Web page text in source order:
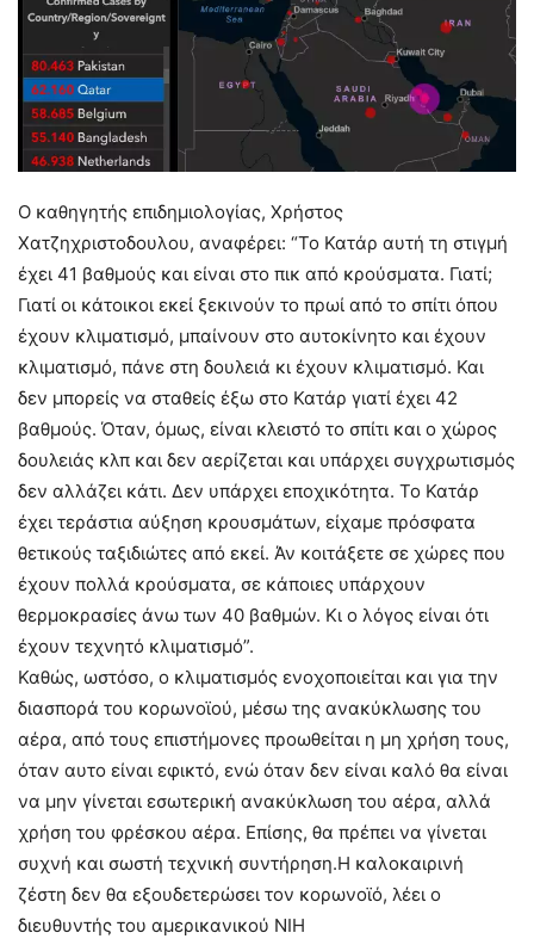
Ο καθηγητής επιδημιολογίας, Χρήστος
Χατζηχριστοδουλου, αναφέρει: “Το Κατάρ αυτή τη στιγμή
έχει 41 βαθμούς και είναι στο πικ από κρούσματα. Γιατί;
Γιατί οι κάτοικοι εκεί ξεκινούν το πρωί από το σπίτι όπου
έχουν κλιματισμό, μπαίνουν στο αυτοκίνητο και έχουν
κλιματισμό, πάνε στη δουλειά κι έχουν κλιματισμό. Και
δεν μπορείς να σταθείς έξω στο Κατάρ γιατί έχει 42
βαθμούς. Όταν, όμως, είναι κλειστό το σπίτι και ο χώρος
δουλειάς κλπ και δεν αερίζεται και υπάρχει συγχρωτισμός
δεν αλλάζει κάτι. Δεν υπάρχει εποχικότητα. Το Κατάρ
έχει τεράστια αύξηση κρουσμάτων, είχαμε πρόσφατα
θετικούς ταξιδιώτες από εκεί. Άν κοιτάξετε σε χώρες που
έχουν πολλά κρούσματα, σε κάποιες υπάρχουν
θερμοκρασίες άνω των 40 βαθμών. Κι ο λόγος είναι ότι
έχουν τεχνητό κλιματισμό”.
Καθώς, ωστόσο, ο κλιματισμός ενοχοποιείται και για την
διασπορά του κορωνοϊού, μέσω της ανακύκλωσης του
αέρα, από τους επιστήμονες προωθείται η μη χρήση τους,
όταν αυτο είναι εφικτό, ενώ όταν δεν είναι καλό θα είναι
να μην γίνεται εσωτερική ανακύκλωση του αέρα, αλλά
χρήση του φρέσκου αέρα. Επίσης, θα πρέπει να γίνεται
συχνή και σωστή τεχνική συντήρηση.H καλοκαιρινή
ζέστη δεν θα εξουδετερώσει τον κορωνοϊό, λέει ο
διευθυντής του αμερικανικού NIH